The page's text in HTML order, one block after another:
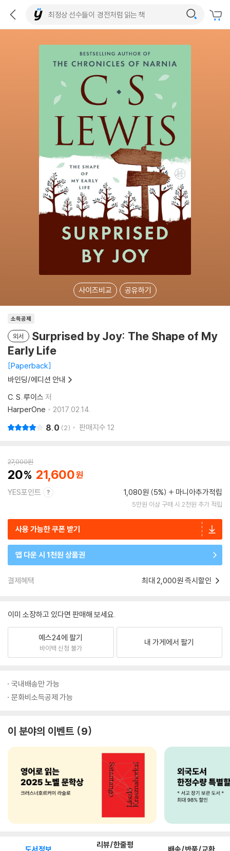
사이즈비교 공유하기
소득공제
외서
Surprised by Joy: The Shape of My
Early Life
Paperback
바인딩/에디션 안내
C. S. 루이스 저
HarperOne
2017.02.14.
8.0 2 판매지수 12
27,000원
20 21,600
YES포인트 1,080원 (5%) 마니아추가적립
5만원 이상 구매 시 2천원 추가 적립
사용 가능한 쿠폰 받기
앱 다운 시 1천원 상품권
결제혜택 최대 2,000원 즉시할인
이미 소장하고 있다면 판매해 보세요.
예스24에 팔기
바이백 신청 불가
내 가게에서 팔기
국내배송만 가능
문화비소득공제 가능
이 분야의 이벤트 9
리뷰/한줄평